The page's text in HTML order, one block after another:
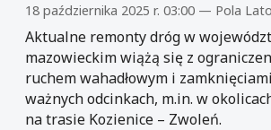
18 października 2025 r. 03:00 — Pola
Aktualne remonty dróg w
mazowieckim wiążą się z
ruchem wahadłowym i
ważnych odcinkach, m.in. w
na trasie Kozienice – Zwoleń.